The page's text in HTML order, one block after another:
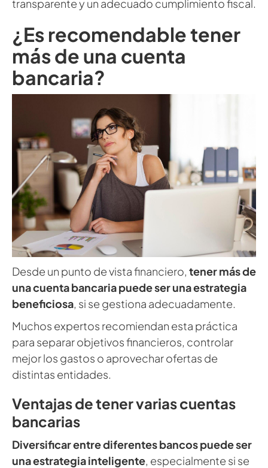
transparente y un adecuado cumplimiento fiscal.
¿Es recomendable tener
más de una cuenta
bancaria?
Desde un punto de vista financiero, tener más de
una cuenta bancaria puede ser una estrategia
beneficiosa, si se gestiona adecuadamente.
Muchos expertos recomiendan esta práctica
para separar objetivos financieros, controlar
mejor los gastos o aprovechar ofertas de
distintas entidades.
Ventajas de tener varias cuentas
bancarias
Diversificar entre diferentes bancos puede ser
una estrategia inteligente, especialmente si se